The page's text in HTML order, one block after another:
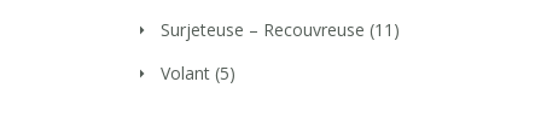
Surjeteuse – Recouvreuse (11)
Volant (5)